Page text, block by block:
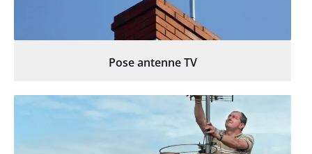
Pose antenne TV